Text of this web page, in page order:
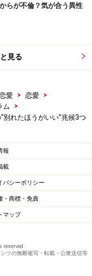
く言ったもの。けん
。それでも「相手と
そ、ぶつかることで
みするようになった
は「別れを切り出す
けの状態です。
に考えて無理な
す。夫の言葉や行動
では、結婚生活を続
疑心暗鬼になってい
会ったり連絡を取る
らが不倫？気が合う異性
見る
愛 > 恋愛
>
ム
>
れたほうがいい”兆候3つ
報
載
バシーポリシー
・商標・免責
マップ
ツの無断複写・転載・公衆送信等